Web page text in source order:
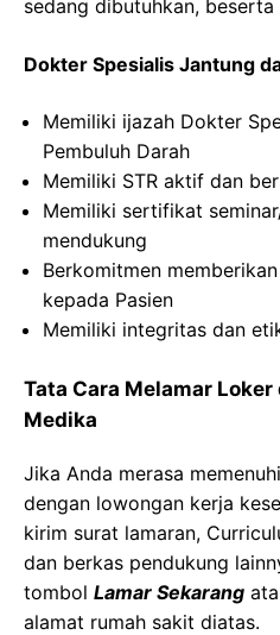
sedang dibutuhkan,
⁠Dokter Spesialis Jantung
Memiliki ijazah Dokter
Pembuluh Darah
Memiliki STR aktif dan
Memiliki sertifikat
mendukung
Berkomitmen
kepada Pasien
Memiliki integritas dan
Tata Cara Melamar
Medika
Jika Anda merasa
dengan lowongan kerja
kirim surat lamaran,
dan berkas pendukung
tombol Lamar Sekarang
alamat rumah sakit diatas.